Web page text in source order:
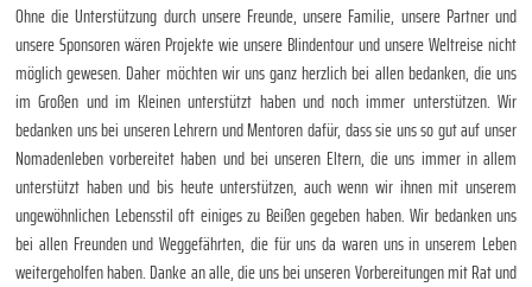
Ohne die Unterstützung durch unsere Freunde, unsere Familie, unsere Partner und
unsere Sponsoren wären Projekte wie unsere Blindentour und unsere Weltreise nicht
möglich gewesen. Daher möchten wir uns ganz herzlich bei allen bedanken, die uns
im Großen und im Kleinen unterstützt haben und noch immer unterstützen. Wir
bedanken uns bei unseren Lehrern und Mentoren dafür, dass sie uns so gut auf unser
Nomadenleben vorbereitet haben und bei unseren Eltern, die uns immer in allem
unterstützt haben und bis heute unterstützen, auch wenn wir ihnen mit unserem
ungewöhnlichen Lebensstil oft einiges zu Beißen gegeben haben. Wir bedanken uns
bei allen Freunden und Weggefährten, die für uns da waren uns in unserem Leben
weitergeholfen haben. Danke an alle, die uns bei unseren Vorbereitungen mit Rat und